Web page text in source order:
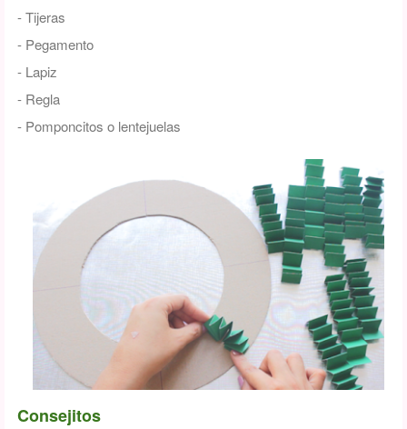
- Tijeras
- Pegamento
- Lapiz
- Regla
- Pomponcitos o lentejuelas
Consejitos